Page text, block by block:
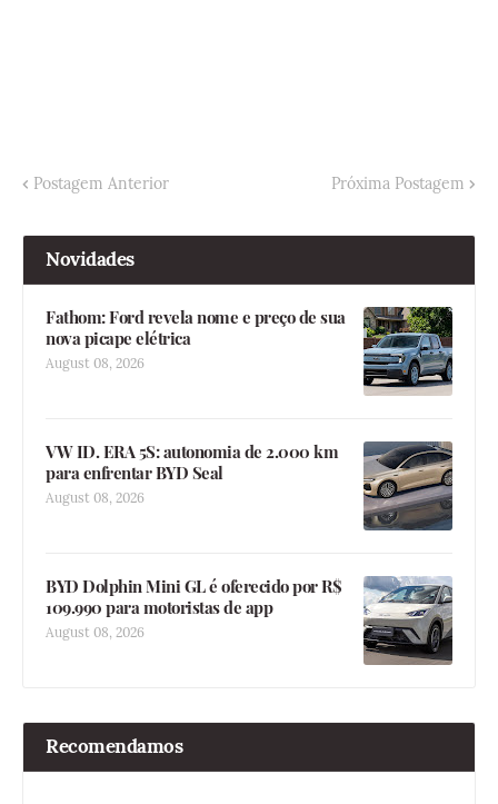
Postagem Anterior Próxima Postagem
Novidades
Fathom: Ford revela nome e preço de sua
nova picape elétrica
August 08, 2026
VW ID. ERA 5S: autonomia de 2.000 km
para enfrentar BYD Seal
August 08, 2026
BYD Dolphin Mini GL é oferecido por R$
109.990 para motoristas de app
August 08, 2026
Recomendamos